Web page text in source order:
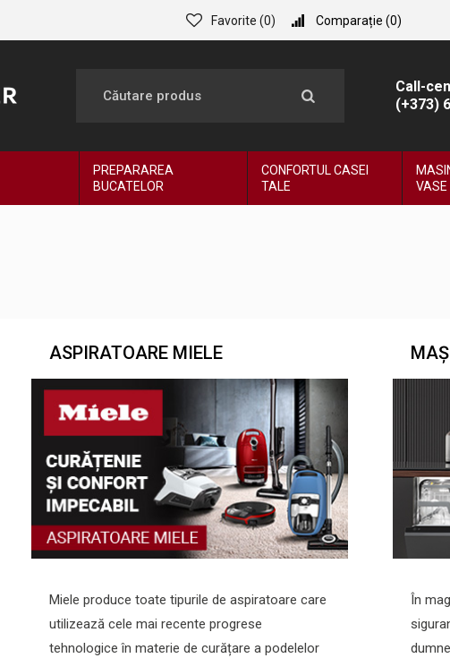
Favorite (0) Comparație (0)
Call-
(+373)
PREPARAREA
BUCATELOR
CONFORTUL CASEI
TALE
VASE
ASPIRATOARE MIELE
Miele produce toate tipurile de aspiratoare care
utilizează cele mai recente progrese
tehnologice în materie de curățare a podelelor
În